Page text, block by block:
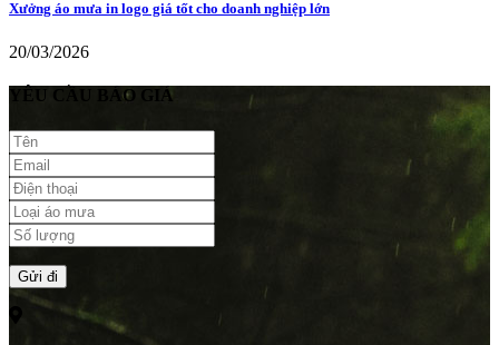
Xưởng áo mưa in logo giá tốt cho doanh nghiệp lớn
20/03/2026
YÊU CẦU BÁO GIÁ